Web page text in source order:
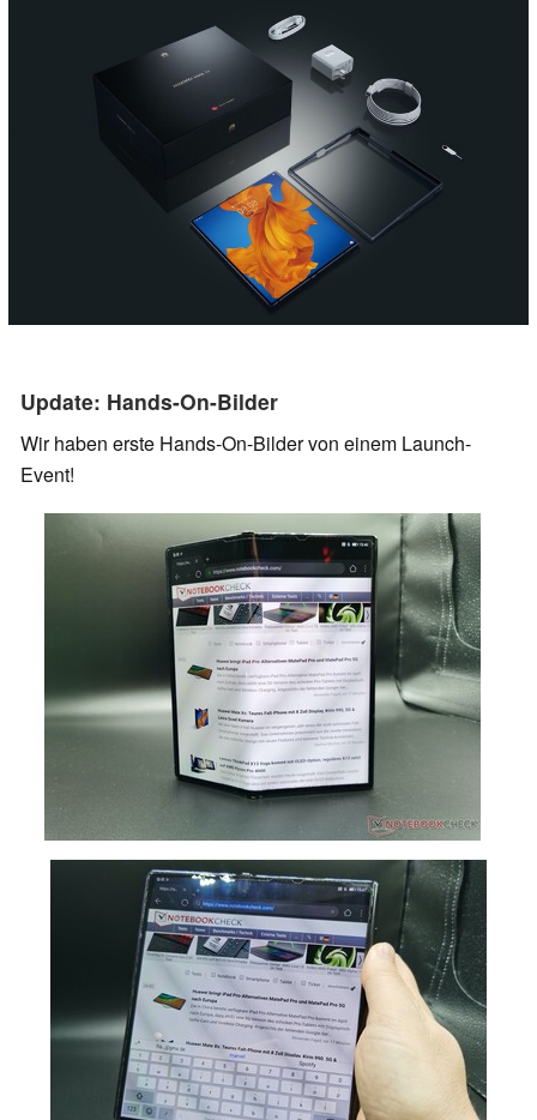
Update: Hands-On-Bilder
Wir haben erste Hands-On-Bilder von einem Launch-
Event!